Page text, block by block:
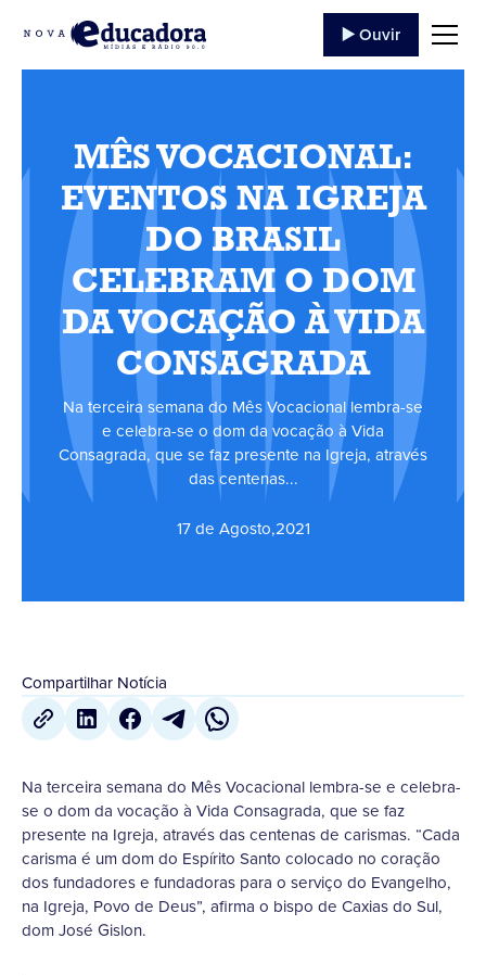
▶️ Ouvir
MÊS VOCACIONAL:
EVENTOS NA IGREJA
DO BRASIL
CELEBRAM O DOM
DA VOCAÇÃO À VIDA
CONSAGRADA
Na terceira semana do Mês Vocacional lembra-se
e celebra-se o dom da vocação à Vida
Consagrada, que se faz presente na Igreja, através
das centenas...
17 de Agosto,2021
Compartilhar Notícia
Na terceira semana do Mês Vocacional lembra-se e celebra-
se o dom da vocação à Vida Consagrada, que se faz
presente na Igreja, através das centenas de carismas. “Cada
carisma é um dom do Espírito Santo colocado no coração
dos fundadores e fundadoras para o serviço do Evangelho,
na Igreja, Povo de Deus”, afirma o bispo de Caxias do Sul,
dom José Gislon.